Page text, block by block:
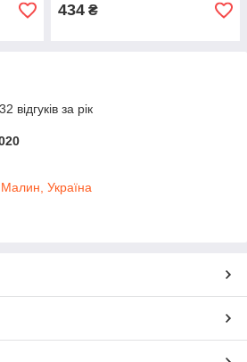
434 ₴
відгуків за рік
Україна